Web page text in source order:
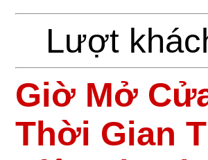
Lượt
Giờ Mở
Thời Gian